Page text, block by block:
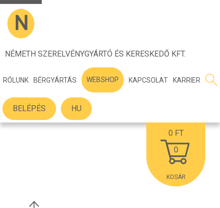
N
NÉMETH SZERELVÉNYGYÁRTÓ ÉS KERESKEDŐ KFT.
RÓLUNK BÉRGYÁRTÁS WEBSHOP KAPCSOLAT KARRIER
BELÉPÉS HU
0 FT
0
KOSÁR